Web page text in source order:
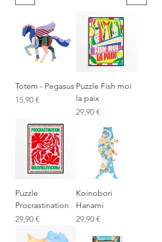
Totem - Pegasus
Prix
15,90 €
Puzzle Fish moi
la paix
Prix
29,90 €
Puzzle
Procrastination
Prix
29,90 €
Koinobori
Hanami
Prix
29,90 €